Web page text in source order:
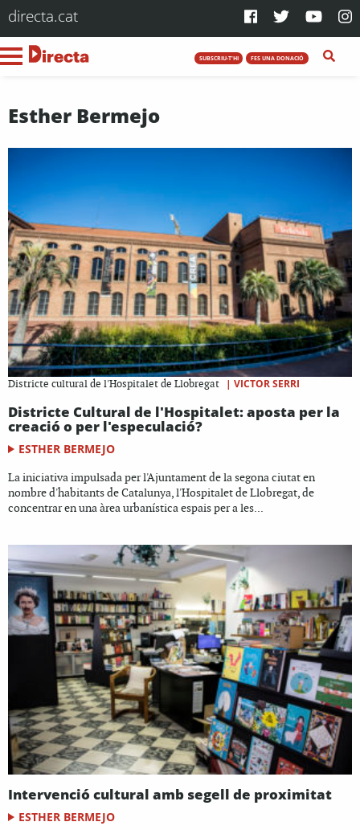
directa.cat
SUBSCRIU-T'HI FES UNA DONACIÓ
Esther Bermejo
Districte cultural de l'Hospitalet de Llobregat | VICTOR SERRI
Districte Cultural de l'Hospitalet: aposta per la
creació o per l'especulació?
ESTHER BERMEJO
La iniciativa impulsada per l'Ajuntament de la segona ciutat en
nombre d'habitants de Catalunya, l'Hospitalet de Llobregat, de
concentrar en una àrea urbanística espais per a les...
Intervenció cultural amb segell de proximitat
ESTHER BERMEJO